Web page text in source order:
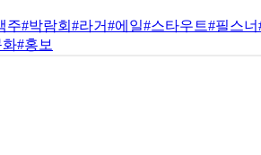
주#박람회 #라거#에일#스타우트#필스너
화#홍보